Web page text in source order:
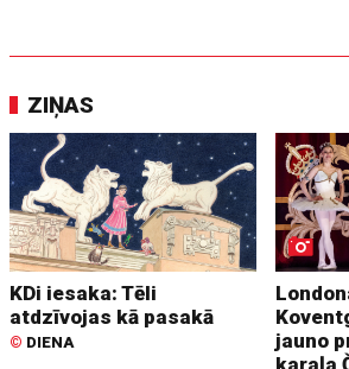
ZIŅAS
KDi iesaka: Tēli
atdzīvojas kā pasakā
© DIENA
jauno